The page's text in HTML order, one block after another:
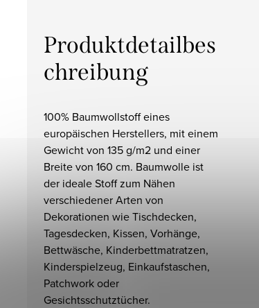
Produktdetailbes
chreibung
100% Baumwollstoff eines
europäischen Herstellers, mit einem
Gewicht von 135 g/m2 und einer
Breite von 160 cm. Baumwolle ist
der ideale Stoff zum Nähen
verschiedener Arten von
Dekorationen wie Tischdecken,
Tagesdecken, Kissen, Vorhänge,
Bettwäsche, Kinderbettmatratzen,
Kinderspielzeug, Einkaufstaschen,
Patchwork oder
Gesichtsschutztücher.